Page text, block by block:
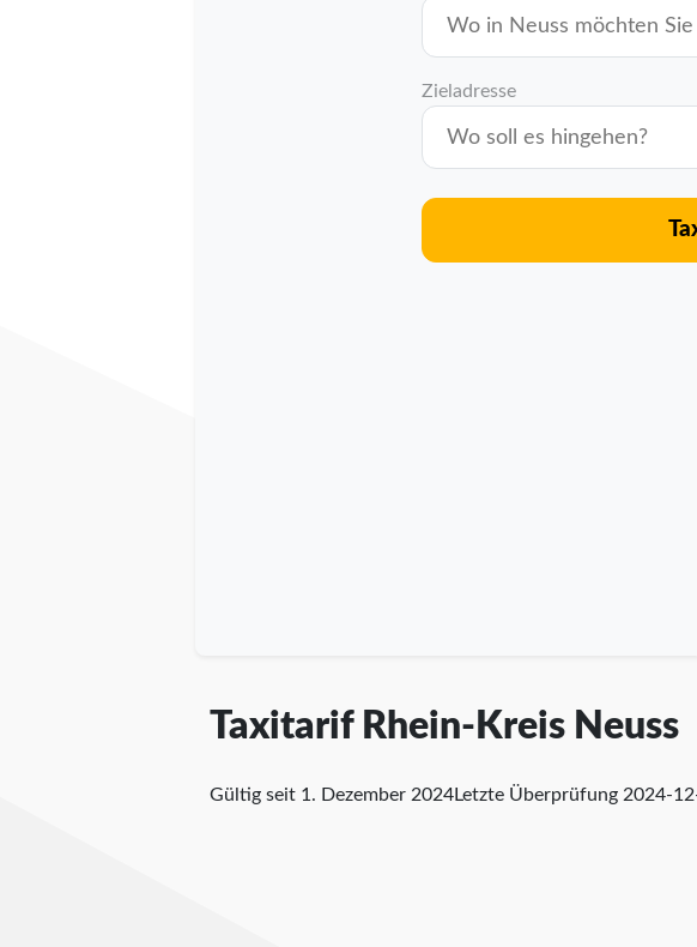
Zieladresse
Taxitarif Rhein-Kreis Neuss
Gültig seit 1. Dezember 2024Letzte Überprüfung 2024-